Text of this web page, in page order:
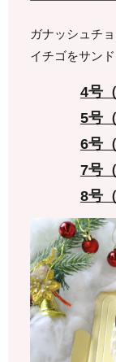
ガナッシュチ
イチゴをサンド
4号
5号
6号
7号
8号